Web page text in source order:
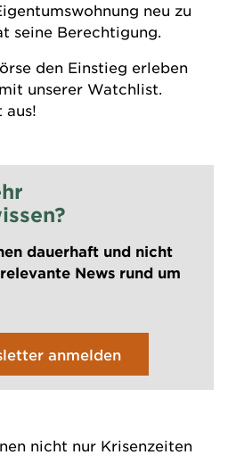
neu zu
seine Berechtigung.
den Einstieg erleben
unserer Watchlist.
aus!
dauerhaft und nicht
News rund um
anmelden
nicht nur Krisenzeiten